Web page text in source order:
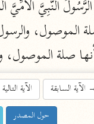
صلة
الآية السابقة الآية التالية
حول المصدر